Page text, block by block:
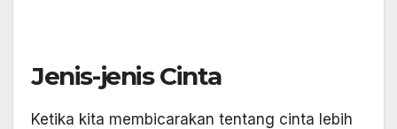
Jenis-jenis Cinta
Ketika kita membicarakan tentang cinta lebih